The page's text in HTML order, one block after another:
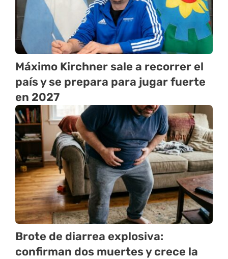
Máximo Kirchner sale a recorrer el
país y se prepara para jugar fuerte
en 2027
Brote de diarrea explosiva:
confirman dos muertes y crece la